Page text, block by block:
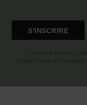
S'INSCRIRE